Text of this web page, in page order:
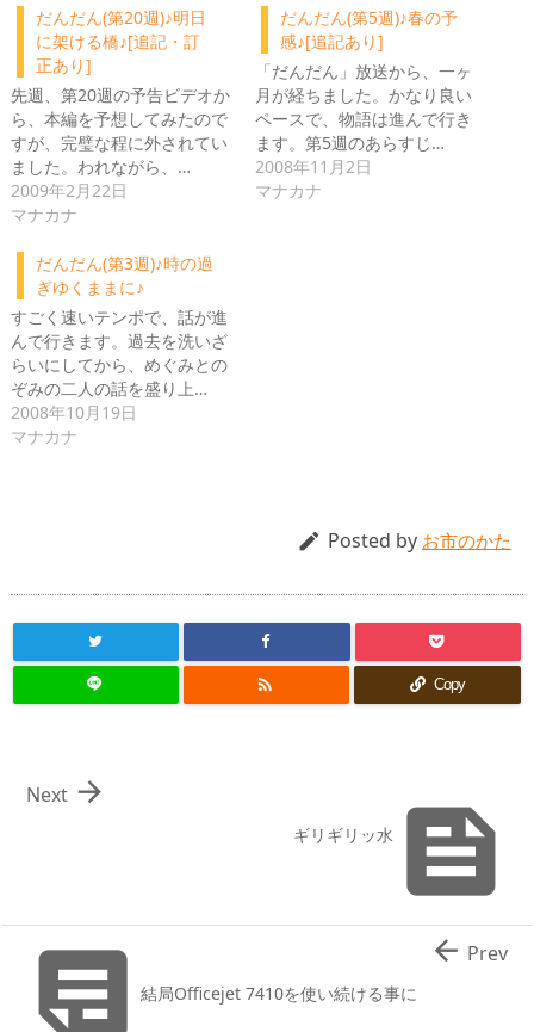
だんだん(第20週)♪明日
に架ける橋♪[追記・訂
正あり]
先週、第20週の予告ビデオか
ら、本編を予想してみたので
すが、完璧な程に外されてい
ました。われながら、…
2009年2月22日
マナカナ
だんだん(第5週)♪春の予
感♪[追記あり]
「だんだん」放送から、一ヶ
月が経ちました。かなり良い
ペースで、物語は進んで行き
ます。第5週のあらすじ…
2008年11月2日
マナカナ
だんだん(第3週)♪時の過
ぎゆくままに♪
すごく速いテンポで、話が進
んで行きます。過去を洗いざ
らいにしてから、めぐみとの
ぞみの二人の話を盛り上…
2008年10月19日
マナカナ
 Posted by お市のかた
 Copy

ギリギリッ水

Next
結局Officejet 7410を使い続ける事に
 Prev